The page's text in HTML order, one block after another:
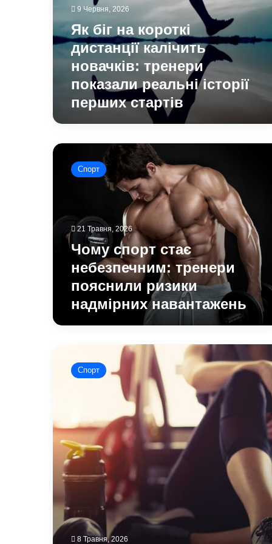
стартів9 Червня, 2026
Як біг на короткі
дистанції калічить
новачків: тренери
показали реальні історії
перших стартів
Чому
ризики
надмірних
навантажень
Спорт
21 Травня, 2026
Чому спорт стає
небезпечним: тренери
пояснили ризики
надмірних навантажень
перед
тренуванням
стоп:
висновок
науковців
Спорт
8 Травня, 2026